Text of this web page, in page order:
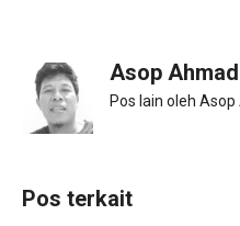
Asop Ahmad
Pos lain oleh
Pos terkait